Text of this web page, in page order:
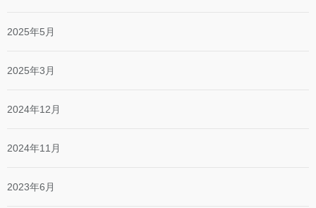
2025年5月
2025年3月
2024年12月
2024年11月
2023年6月